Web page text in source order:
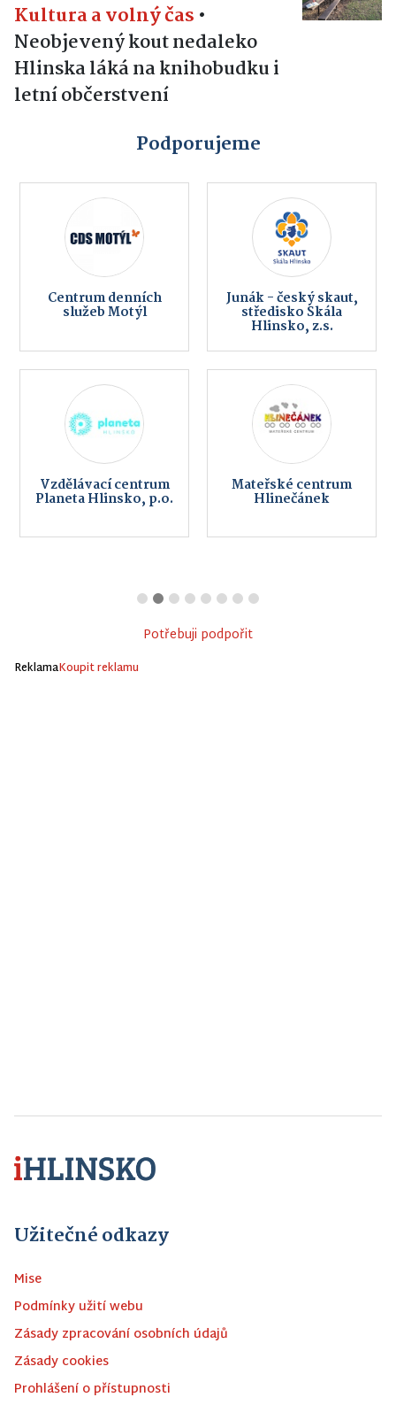
Kultura a volný čas •
Neobjevený kout nedaleko
Hlinska láká na knihobudku i
letní občerstvení
Podporujeme
Centrum denních
služeb Motýl
Junák - český skaut,
středisko Skála
Hlinsko, z.s.
Vzdělávací centrum
Planeta Hlinsko, p.o.
Mateřské centrum
Hlinečánek
Potřebuji podpořit
ReklamaKoupit reklamu
Užitečné odkazy
Mise
Podmínky užití webu
Zásady zpracování osobních údajů
Zásady cookies
Prohlášení o přístupnosti